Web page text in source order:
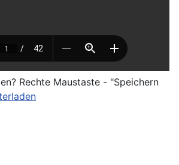
Rechte Maustaste - "Speichern